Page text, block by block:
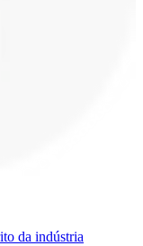
da indústria